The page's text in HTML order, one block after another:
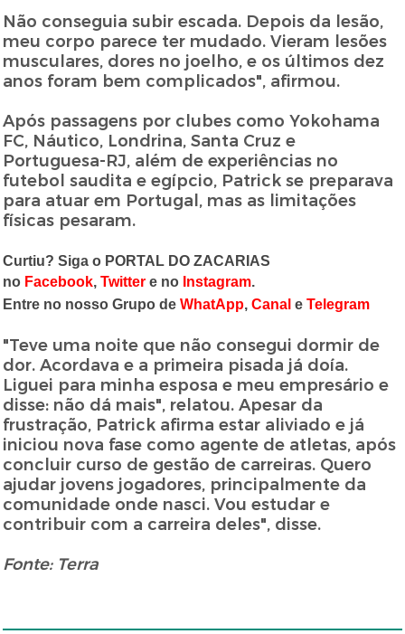
Não conseguia subir escada. Depois da lesão,
meu corpo parece ter mudado. Vieram lesões
musculares, dores no joelho, e os últimos dez
anos foram bem complicados", afirmou.
Após passagens por clubes como Yokohama
FC, Náutico, Londrina, Santa Cruz e
Portuguesa-RJ, além de experiências no
futebol saudita e egípcio, Patrick se preparava
para atuar em Portugal, mas as limitações
físicas pesaram.
Curtiu? Siga o PORTAL DO ZACARIAS
no Facebook,Twitter e no Instagram.
Entre no nosso Grupo deWhatApp,Canal eTelegram
"Teve uma noite que não consegui dormir de
dor. Acordava e a primeira pisada já doía.
Liguei para minha esposa e meu empresário e
disse: não dá mais", relatou. Apesar da
frustração, Patrick afirma estar aliviado e já
iniciou nova fase como agente de atletas, após
concluir curso de gestão de carreiras. Quero
ajudar jovens jogadores, principalmente da
comunidade onde nasci. Vou estudar e
contribuir com a carreira deles", disse.
Fonte: Terra